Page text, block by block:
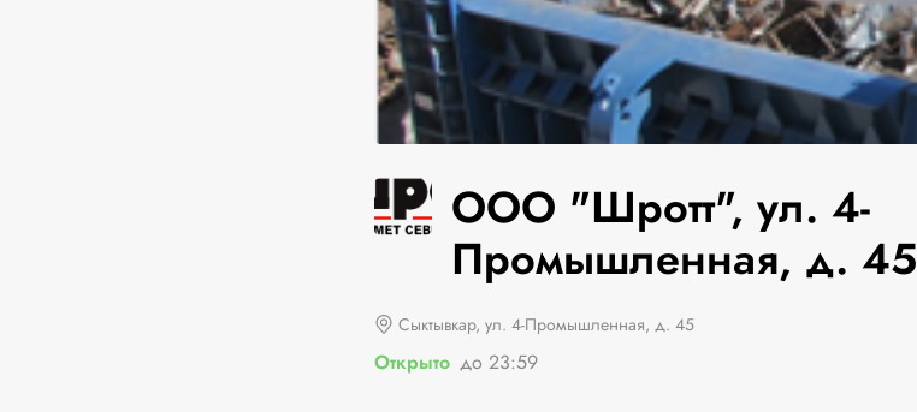
ООО "Шротт", ул. 4-
Промышленная, д. 45
Сыктывкар, ул. 4-Промышленная, д. 45
Открыто до 23:59